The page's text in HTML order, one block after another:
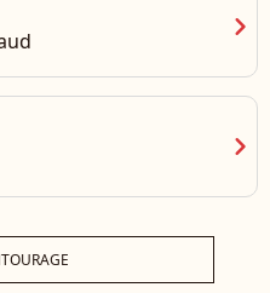
chevron_right
chevron_right